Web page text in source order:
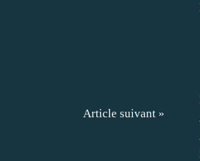
Article suivant »